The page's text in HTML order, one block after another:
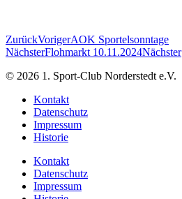
ZurückVorigerAOK Sportelsonntage
NächsterFlohmarkt 10.11.2024Nächster
© 2026 1. Sport-Club Norderstedt e.V.
Kontakt
Datenschutz
Impressum
Historie
Kontakt
Datenschutz
Impressum